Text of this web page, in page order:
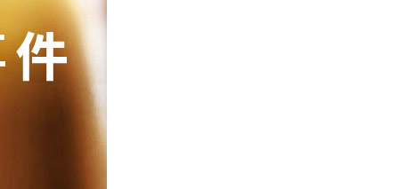
葫芦娃下载最污架
保险杠料架
消声器料架
车
桶水箱支架
行业